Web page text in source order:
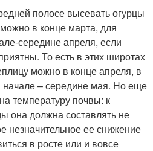
полосе высевать огурцы
в конце марта, для
середине апреля, если
То есть в этих широтах
можно в конце апреля, в
– середине мая. Но еще
температуру почвы: к
она должна составлять не
незначительное ее снижение
в росте или и вовсе